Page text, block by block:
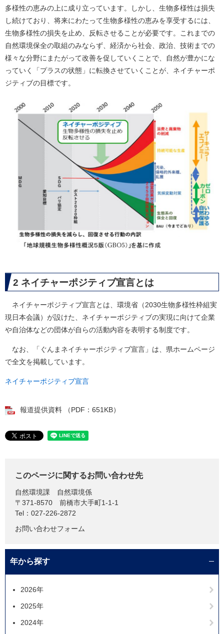
多様性の恵みの上に成り立っています。しかし、生物多様性は損失
し続けており、将来にわたって生物多様性の恵みを享受するには、
生物多様性の損失を止め、反転させることが必要です。これまでの
自然環境保全の取組のみならず、経済から社会、政治、技術までの
様々な分野にまたがって改善を促していくことで、自然が豊かにな
っていく「プラスの状態」に転換させていくことが、ネイチャーポ
ジティブの目標です。
2 ネイチャーポジティブ宣言とは​
ネイチャーポジティブ宣言とは、環境省（2030生物多様性枠組実
現日本会議）が設けた、ネイチャーポジティブの実現に向けて企業
や自治体などの団体が自らの活動内容を表明する制度です。
なお、「ぐんまネイチャーポジティブ宣言」は、県ホームページ
で全文を掲載しています。
ネイチャーポジティブ宣言
報道提供資料 （PDF：651KB）
このページに関するお問い合わせ先
自然環境課
自然環境係
〒371-8570
前橋市大手町1-1-1
Tel：027-226-2872
お問い合わせフォーム
年から探す
2026年
2025年
2024年